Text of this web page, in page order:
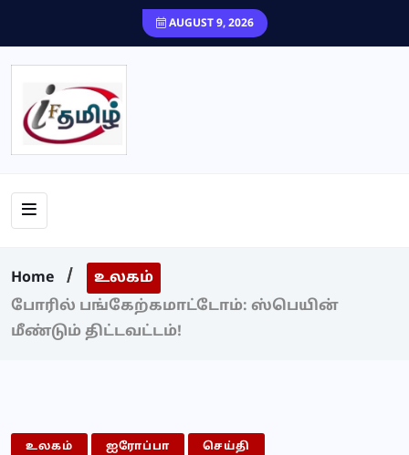
AUGUST 9, 2026
Home
உலகம்
போரில் பங்கேற்கமாட்டோம்: ஸ்பெயின்
மீண்டும் திட்டவட்டம்!
உலகம் ஐரோப்பா செய்தி